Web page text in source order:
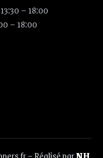
– 18:00
– 18:00